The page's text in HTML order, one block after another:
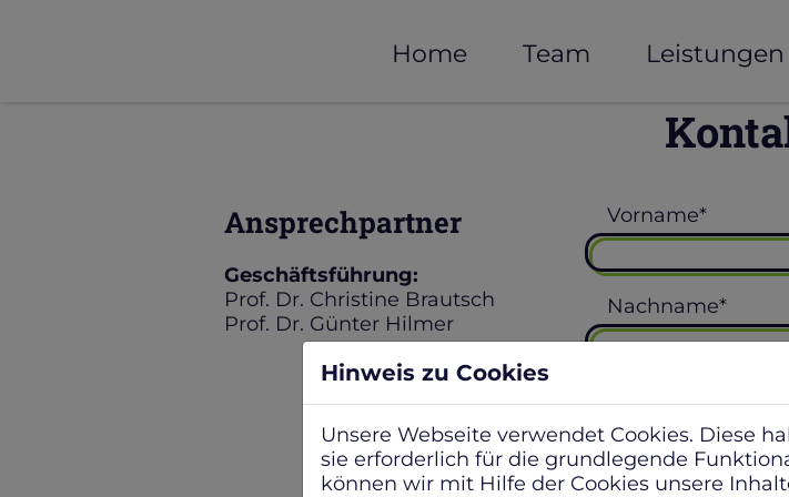
Home Team Leistungen
Ansprechpartner
Geschäftsführung:
Prof. Dr. Christine Brautsch
Prof. Dr. Günter Hilmer
Vorname*
Nachname*
Nachricht*
Hinweis zu Cookies
Unsere Webseite verwendet Cookies. Diese
sie erforderlich für die grundlegende
können wir mit Hilfe der Cookies unsere